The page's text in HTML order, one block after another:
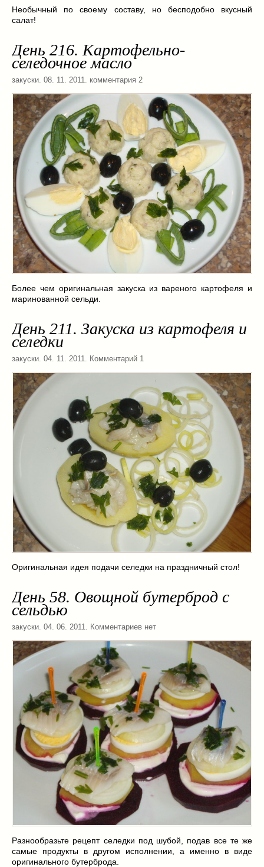
Масленица
пироги
торты(12)
без выпечки (5)
хворост(1)
Вкусные полезности
вареное(0)
жареное (3)
запекаем(11)
напитки(1)
разное (6)
рыбные блюда(4)
салаты(11)
соусы
(1)
Супы(1)
тушеное
Заначка на зиму!
Напитки(3)
Сладкие заготовки(10)
Поговорим о
конкурсы
(7)
продуктах(2)
разном
Постные рецепты(8)
Праздничные блюда
(21)
8 марта
(1)
День всех влюбленных(3)
мужские даты (1)
Новогоднее меню(9)
(7)
Необычный по своему составу, но бесподобно вкусный
салат!
День 216. Картофельно-
селедочное масло
закуски. 08. 11. 2011. комментария 2
Более чем оригинальная закуска из вареного картофеля и
маринованной сельди.
День 211. Закуска из картофеля и
селедки
закуски. 04. 11. 2011. Комментарий 1
Оригинальная идея подачи селедки на праздничный стол!
День 58. Овощной бутерброд с
сельдью
закуски. 04. 06. 2011. Комментариев нет
Разнообразьте рецепт селедки под шубой, подав все те же
самые продукты в другом исполнении, а именно в виде
оригинального бутерброда.